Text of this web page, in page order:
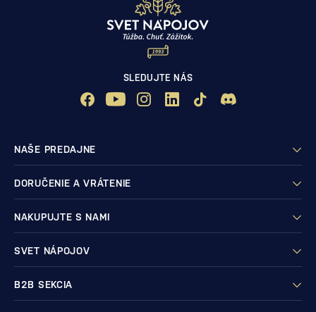
SLEDUJTE NÁS
NAŠE PREDAJNE
DORUČENIE A VRÁTENIE
NAKUPUJTE S NAMI
SVET NÁPOJOV
B2B SEKCIA